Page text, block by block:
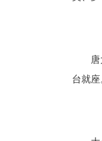
台就座